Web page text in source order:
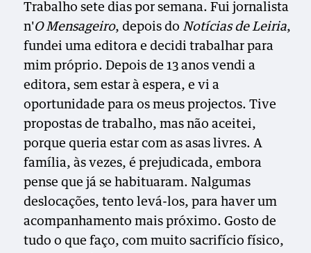
Trabalho sete dias por semana. Fui jornalista
n'O Mensageiro, depois doNotícias de Leiria,
fundei uma editora e decidi trabalhar para
mim próprio. Depois de 13 anos vendi a
editora, sem estar à espera, e vi a
oportunidade para os meus projectos. Tive
propostas de trabalho, mas não aceitei,
porque queria estar com as asas livres. A
família, às vezes, é prejudicada, embora
pense que já se habituaram. Nalgumas
deslocações, tento levá-los, para haver um
acompanhamento mais próximo. Gosto de
tudo o que faço, com muito sacrifício físico,